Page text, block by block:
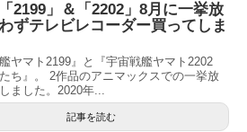
2199」＆「2202」8月に一挙放
ずテレビレコーダー買ってしま
艦ヤマト2199』と『宇宙戦艦ヤマト2202
ち』。 2作品のアニマックスでの一挙放
ました。2020年...
記事を読む